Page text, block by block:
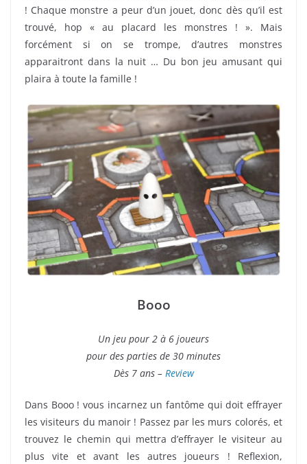
! Chaque monstre a peur d’un jouet, donc dès qu’il est
trouvé, hop « au placard les monstres ! ». Mais
forcément si on se trompe, d’autres monstres
apparaitront dans la nuit … Du bon jeu amusant qui
plaira à toute la famille !
Booo
Un jeu pour 2 à 6 joueurs
pour des parties de 30 minutes
Dès 7 ans – Review
Dans Booo ! vous incarnez un fantôme qui doit effrayer
les visiteurs du manoir ! Passez par les murs colorés, et
trouvez le chemin qui mettra d’effrayer le visiteur au
plus vite et avant les autres joueurs ! Reflexion,